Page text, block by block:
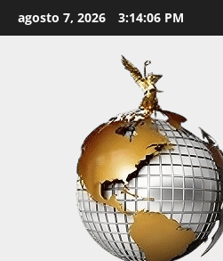
al
agosto 7, 2026 3:14:07 PM